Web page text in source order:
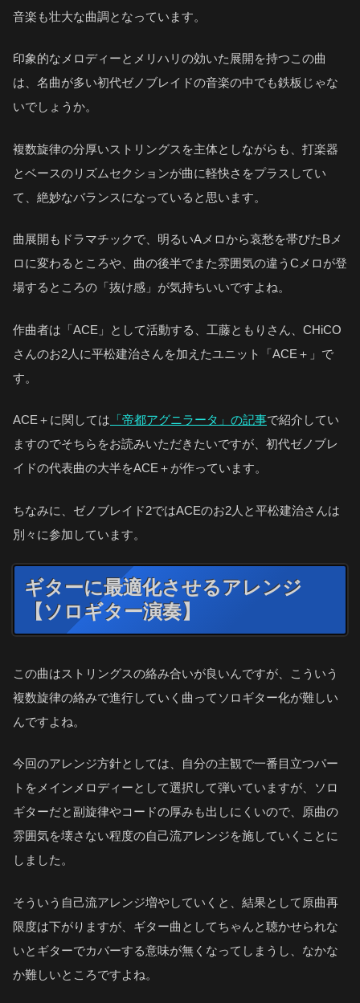
音楽も壮大な曲調となっています。
印象的なメロディーとメリハリの効いた展開を持つこの曲
は、名曲が多い初代ゼノブレイドの音楽の中でも鉄板じゃな
いでしょうか。
複数旋律の分厚いストリングスを主体としながらも、打楽器
とベースのリズムセクションが曲に軽快さをプラスしてい
て、絶妙なバランスになっていると思います。
曲展開もドラマチックで、明るいAメロから哀愁を帯びたBメ
ロに変わるところや、曲の後半でまた雰囲気の違うCメロが登
場するところの「抜け感」が気持ちいいですよね。
作曲者は「ACE」として活動する、工藤ともりさん、CHiCO
さんのお2人に平松建治さんを加えたユニット「ACE＋」で
す。
ACE＋に関しては 「帝都アグニラータ」の記事で紹介してい
ますのでそちらをお読みいただきたいですが、初代ゼノブレ
イドの代表曲の大半をACE＋が作っています。
ちなみに、ゼノブレイド2ではACEのお2人と平松建治さんは
別々に参加しています。
ギターに最適化させるアレンジ
【ソロギター演奏】
この曲はストリングスの絡み合いが良いんですが、こういう
複数旋律の絡みで進行していく曲ってソロギター化が難しい
んですよね。
今回のアレンジ方針としては、自分の主観で一番目立つパー
トをメインメロディーとして選択して弾いていますが、ソロ
ギターだと副旋律やコードの厚みも出しにくいので、原曲の
雰囲気を壊さない程度の自己流アレンジを施していくことに
しました。
そういう自己流アレンジ増やしていくと、結果として原曲再
限度は下がりますが、ギター曲としてちゃんと聴かせられな
いとギターでカバーする意味が無くなってしまうし、なかな
か難しいところですよね。